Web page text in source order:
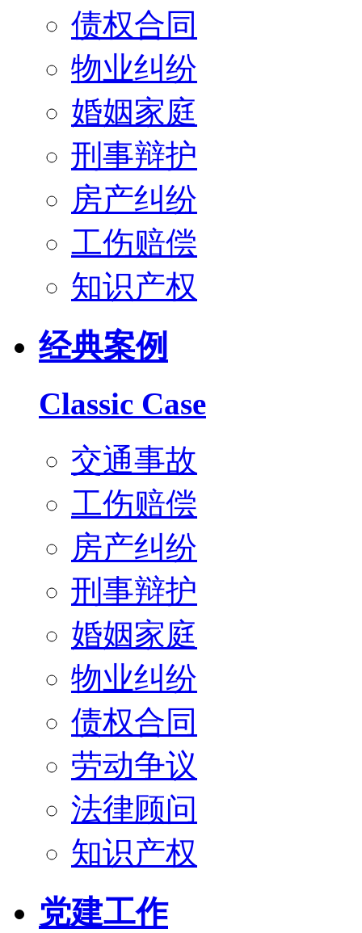
债权合同
物业纠纷
婚姻家庭
刑事辩护
房产纠纷
工伤赔偿
知识产权
经典案例
Classic Case
交通事故
工伤赔偿
房产纠纷
刑事辩护
婚姻家庭
物业纠纷
债权合同
劳动争议
法律顾问
知识产权
党建工作